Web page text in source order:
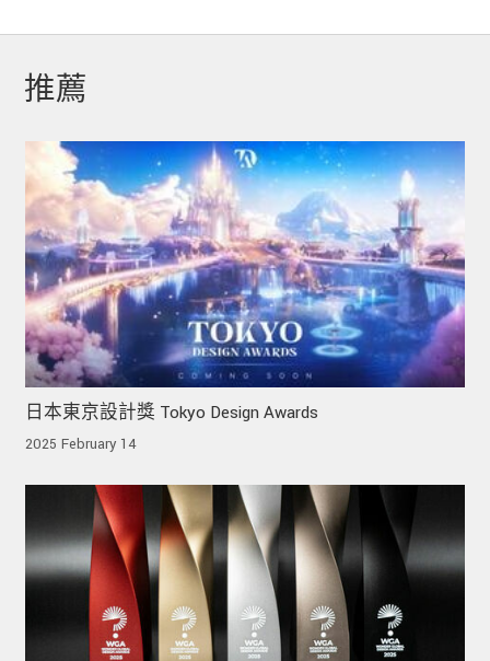
推薦
日本東京設計獎 Tokyo Design Awards
2025 February 14